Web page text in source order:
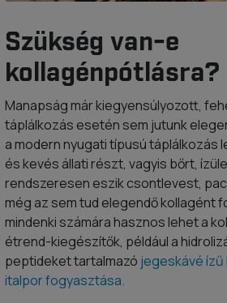
Szükség van-e
kollagénpótlásra?
Manapság már kiegyensúlyozott,
táplálkozás esetén sem jutunk
a modern nyugati típusú táplálkozás
és kevés állati részt, vagyis bőrt,
rendszeresen eszik csontlevest,
még az sem tud elegendő kollagént
mindenki számára hasznos lehet a
étrend-kiegészítők, például a
peptideket tartalmazó jegeskávé ízű
italpor fogyasztása.